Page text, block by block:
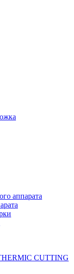
аппарата
CUTTING